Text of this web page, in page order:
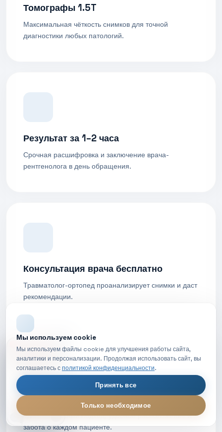
Томографы 1.5T
Максимальная чёткость снимков для точной
диагностики любых патологий.
Результат за 1–2 часа
Срочная расшифровка и заключение врача-
рентгенолога в день обращения.
Консультация врача бесплатно
Травматолог-ортопед проанализирует снимки и даст
рекомендации.
Комфорт и безопасность
Индивидуальный подход, удобное расположение и
забота о каждом пациенте.
Мы используем cookie
Мы используем файлы cookie для улучшения работы сайта,
аналитики и персонализации. Продолжая использовать сайт, вы
соглашаетесь сполитикой конфиденциальности.
Принять все
Только необходимое